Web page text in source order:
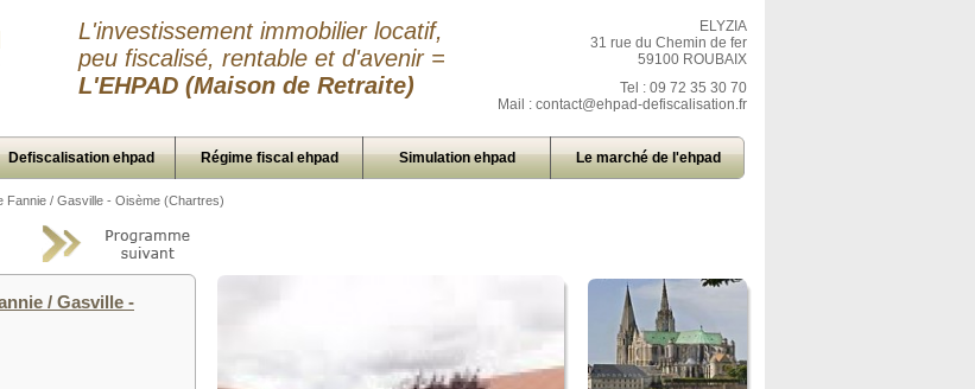
L'investissement immobilier locatif,
peu fiscalisé, rentable et d'avenir =
L'EHPAD (Maison de Retraite)
ELYZIA
31 rue du Chemin de fer
59100 ROUBAIX
Tel : 09 72 35 30 70
Mail : contact@ehpad-defiscalisation.fr
Defiscalisation ehpad Régime fiscal ehpad Simulation ehpad Le marché de l'ehpad
Fannie / Gasville - Oisème (Chartres)
/ Gasville -